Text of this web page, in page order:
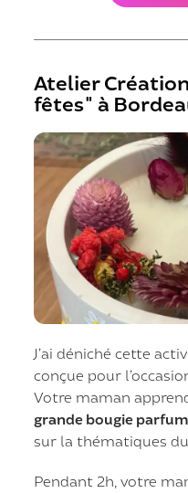
Atelier
fêtes" à
J’ai déniché cette
conçue pour
Votre maman
grande bougie
sur la thématiques
Pendant 2h, votre